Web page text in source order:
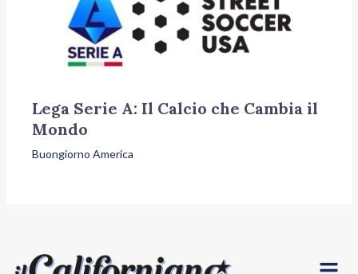
Lega Serie A: Il Calcio che Cambia il
Mondo
Buongiorno America
Menu